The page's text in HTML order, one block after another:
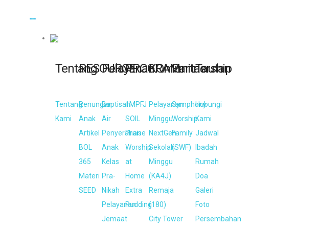
Tentang
Tentang
Kami
RESOURCE
Renungan
Anak
Artikel
BOL
365
Materi
SEED
Pelayanan
Baptisan
Air
Penyerahan
Anak
Kelas
Pra-
Nikah
Pelayanan
Jemaat
PROGRAM
1MPFJ
SOIL
Praise
Worship
at
Home
Extra
Pudding
KOmunitas
Pelayanan
Minggu
NextGen
Sekolah
Minggu
(KA4J)
Remaja
(180)
City Tower
Partnership
Symphony
Worship
Family
(SWF)
Tautan
Hubungi
Kami
Jadwal
Ibadah
Rumah
Doa
Galeri
Foto
Persembahan